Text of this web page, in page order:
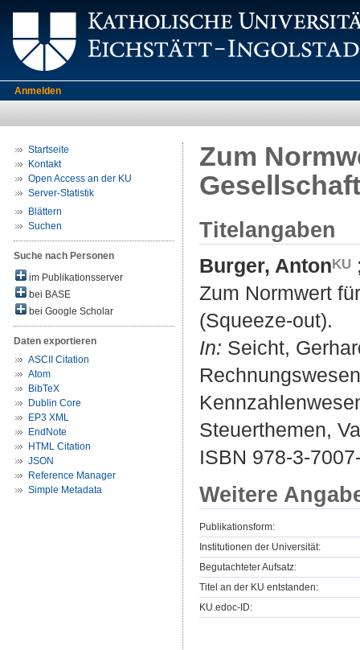
Anmelden
Startseite
Kontakt
Open Access an der KU
Server-Statistik
Blättern
Suchen
Suche nach Personen
im Publikationsserver
bei BASE
bei Google Scholar
Daten exportieren
ASCII Citation
Atom
BibTeX
Dublin Core
EP3 XML
EndNote
HTML Citation
JSON
Reference Manager
Simple Metadata
Zum
Titelangaben
Burger, Anton
Zum Normwert
(Squeeze-out).
In: Seicht,
Steuerthemen,
ISBN 978-3-
Weitere
Publikationsform:
Institutionen der Universität:
Begutachteter Aufsatz:
Titel an der KU entstanden:
KU.edoc-ID: